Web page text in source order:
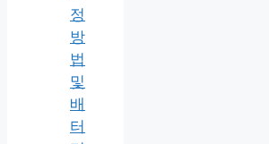
정
방
법
및
배
터